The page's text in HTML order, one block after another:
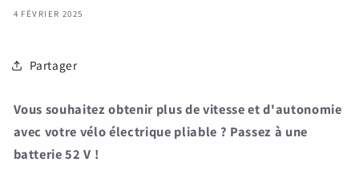
4 FÉVRIER 2025
Partager
Vous souhaitez obtenir plus de vitesse et d'autonomie
avec votre vélo électrique pliable ? Passez à une
batterie 52 V !